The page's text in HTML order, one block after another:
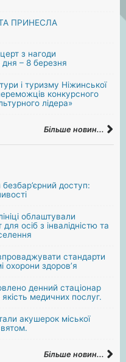
ПРИНЕСЛА
з нагоди
– 8 березня
і туризму Ніжинської
конкурсного
лідера»
Більше новин...
доступ:
облаштували
осіб з інвалідністю та
стандарти
охорони здоров’я
денний стаціонар
якість медичних послуг.
акушерок міської
Більше новин...